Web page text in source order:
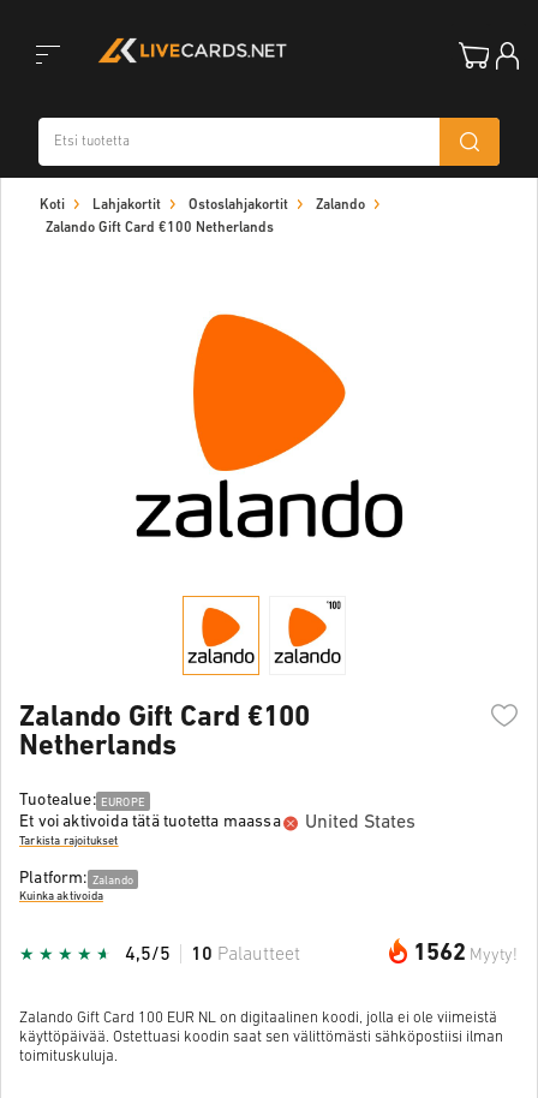
navigation
Koti Lahjakortit Ostoslahjakortit
Zalando
Zalando Gift Card €100 Netherlands
Zalando Gift Card €100
Netherlands
Tuotealue: EUROPE
Et voi aktivoida tätä tuotetta maassa United States
Tarkista rajoitukset
Platform: Zalando
Kuinka aktivoida
1562 Myyty!
4,5/5 10 Palautteet
Zalando Gift Card 100 EUR NL on digitaalinen koodi, jolla ei ole viimeistä
käyttöpäivää. Ostettuasi koodin saat sen välittömästi sähköpostiisi ilman
toimituskuluja.